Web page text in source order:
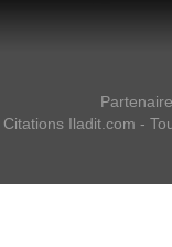
Citations Iladit.com -